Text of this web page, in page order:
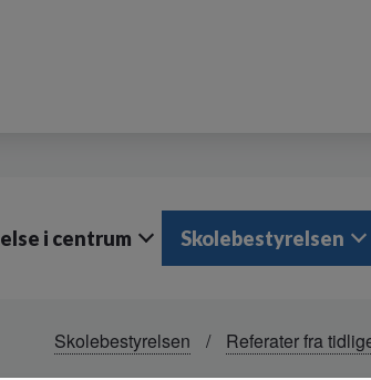
i centrum Skolebestyrelsen
Skolebestyrelsen Referater fra